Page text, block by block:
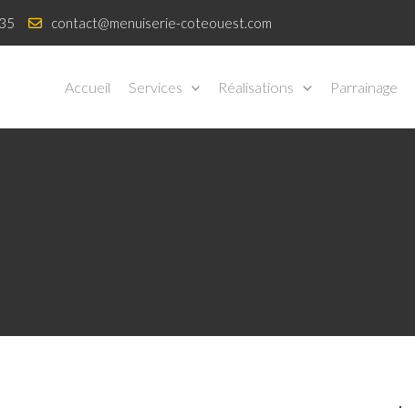
contact@menuiserie-coteouest.com
Accueil Services Réalisations Parrainage